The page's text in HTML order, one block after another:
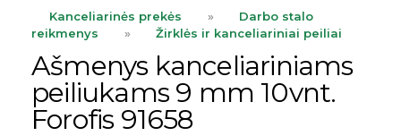
Kanceliarinės prekės »
Darbo stalo
reikmenys
» Žirklės ir kanceliariniai peiliai
Ašmenys kanceliariniams
peiliukams 9 mm 10vnt.
Forofis 91658